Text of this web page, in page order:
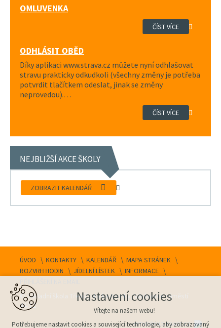
Nastavení cookies
Vítejte na našem webu!
Potřebujeme nastavit cookies a související technologie, aby zobrazovaný
OMLUVENKA
ČÍST VÍCE
ODHLÁSIT OBĚD
Díky aplikaci www.strava.cz můžete nyní odhlašovat
stravu prakticky odkudkoli (všechny změny je potřeba
potvrdit tlačítkem odeslat, jinak se změny
neprovedou).…
ČÍST VÍCE
NEJBLIŽŠÍ AKCE ŠKOLY
ZOBRAZIT KALENDÁŘ
ÚVOD KONTAKTY KALENDÁŘ
MAPA STRÁNEK
ROZVRH HODIN
JÍDELNÍ LÍSTEK
INFORMACE
© Základní škola Třebíč, Horka-Domky, Václavské náměstí
44/12
VYTVOŘENO V XART.CZ